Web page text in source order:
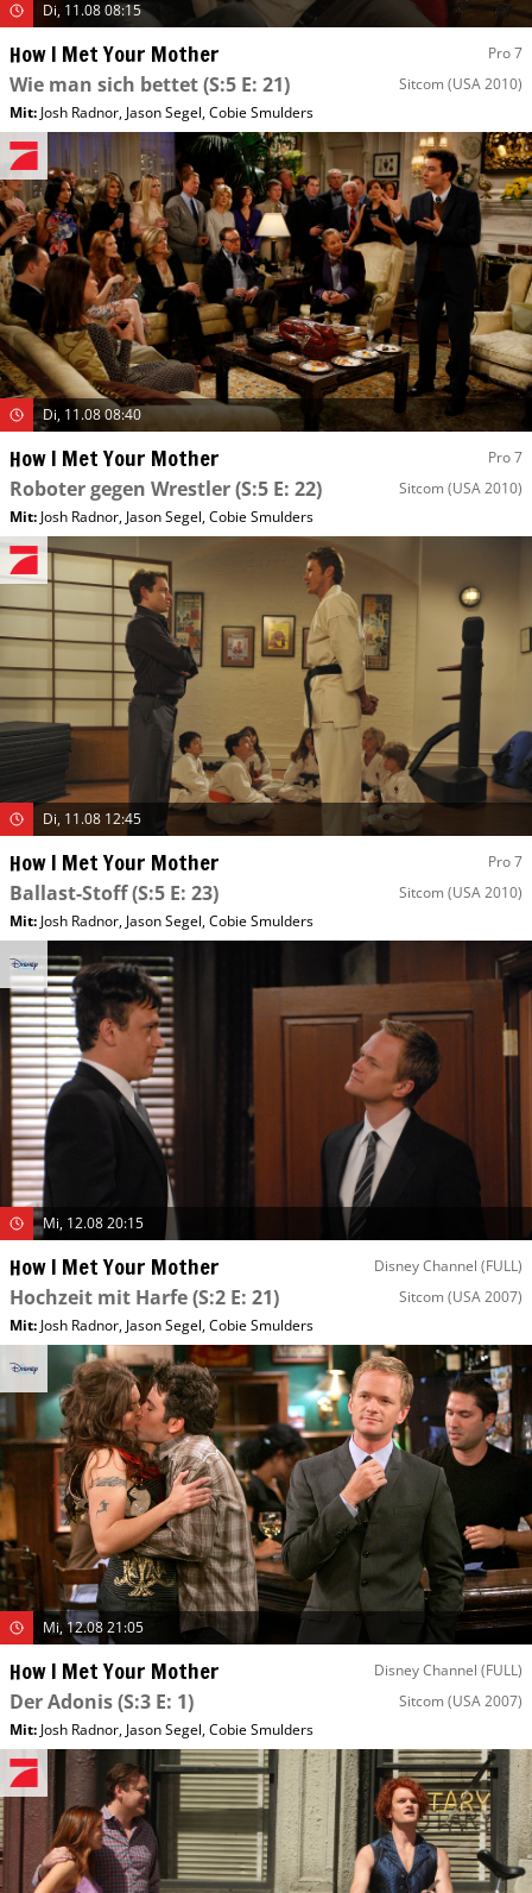
Di, 11.08 08:15
How I Met Your Mother Pro 7
Wie man sich bettet(S:5 E: 21) Sitcom (USA 2010)
Mit: Josh Radnor, Jason Segel,Cobie Smulders
Di, 11.08 08:40
How I Met Your Mother Pro 7
Roboter gegen Wrestler(S:5 E: 22) Sitcom (USA 2010)
Mit: Josh Radnor, Jason Segel,Cobie Smulders
Di, 11.08 12:45
How I Met Your Mother Pro 7
Ballast-Stoff(S:5 E: 23) Sitcom (USA 2010)
Mit: Josh Radnor, Jason Segel,Cobie Smulders
Mi, 12.08 20:15
How I Met Your Mother Disney Channel (FULL)
Hochzeit mit Harfe(S:2 E: 21) Sitcom (USA 2007)
Mit: Josh Radnor, Jason Segel,Cobie Smulders
Mi, 12.08 21:05
How I Met Your Mother Disney Channel (FULL)
Der Adonis(S:3 E: 1) Sitcom (USA 2007)
Mit: Josh Radnor, Jason Segel,Cobie Smulders